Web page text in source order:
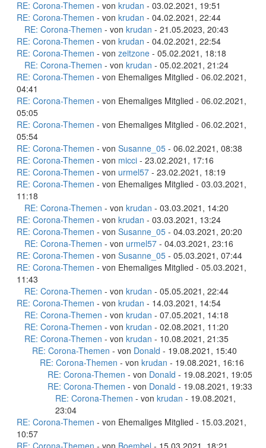
RE: Corona-Themen - von krudan - 03.02.2021, 19:51
RE: Corona-Themen - von krudan - 04.02.2021, 22:44
RE: Corona-Themen - von krudan - 21.05.2023, 20:43
RE: Corona-Themen - von krudan - 04.02.2021, 22:54
RE: Corona-Themen - von zeitzone - 05.02.2021, 18:18
RE: Corona-Themen - von krudan - 05.02.2021, 21:24
RE: Corona-Themen - von Ehemaliges Mitglied - 06.02.2021,
04:41
RE: Corona-Themen - von Ehemaliges Mitglied - 06.02.2021,
05:05
RE: Corona-Themen - von Ehemaliges Mitglied - 06.02.2021,
05:54
RE: Corona-Themen - von Susanne_05 - 06.02.2021, 08:38
RE: Corona-Themen - von micci - 23.02.2021, 17:16
RE: Corona-Themen - von urmel57 - 23.02.2021, 18:19
RE: Corona-Themen - von Ehemaliges Mitglied - 03.03.2021,
11:18
RE: Corona-Themen - von krudan - 03.03.2021, 14:20
RE: Corona-Themen - von krudan - 03.03.2021, 13:24
RE: Corona-Themen - von Susanne_05 - 04.03.2021, 20:20
RE: Corona-Themen - von urmel57 - 04.03.2021, 23:16
RE: Corona-Themen - von Susanne_05 - 05.03.2021, 07:44
RE: Corona-Themen - von Ehemaliges Mitglied - 05.03.2021,
11:43
RE: Corona-Themen - von krudan - 05.05.2021, 22:44
RE: Corona-Themen - von krudan - 14.03.2021, 14:54
RE: Corona-Themen - von krudan - 07.05.2021, 14:18
RE: Corona-Themen - von krudan - 02.08.2021, 11:20
RE: Corona-Themen - von krudan - 10.08.2021, 21:35
RE: Corona-Themen - von Donald - 19.08.2021, 15:40
RE: Corona-Themen - von krudan - 19.08.2021, 16:16
RE: Corona-Themen - von Donald - 19.08.2021, 19:05
RE: Corona-Themen - von Donald - 19.08.2021, 19:33
RE: Corona-Themen - von krudan - 19.08.2021,
23:04
RE: Corona-Themen - von Ehemaliges Mitglied - 15.03.2021,
10:57